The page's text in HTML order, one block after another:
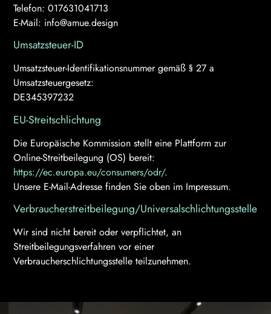
Telefon: 017631041713
E-Mail: info@amue.design
Umsatzsteuer-ID
Umsatzsteuer-Identifikationsnummer gemäß § 27 a
Umsatzsteuergesetz:
DE345397232
EU-Streitschlichtung
Die Europäische Kommission stellt eine Plattform zur
Online-Streitbeilegung (OS) bereit:
https://ec.europa.eu/consumers/odr/.
Unsere E-Mail-Adresse finden Sie oben im Impressum.
Verbraucher­streit­beilegung/Universal­schlichtungs­stelle
Wir sind nicht bereit oder verpflichtet, an
Streitbeilegungsverfahren vor einer
Verbraucherschlichtungsstelle teilzunehmen.